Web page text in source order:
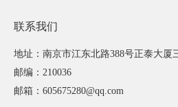
联系我们
地址：南京市江东北路388号正泰大厦
邮编：210036
邮箱：605675280@qq.com